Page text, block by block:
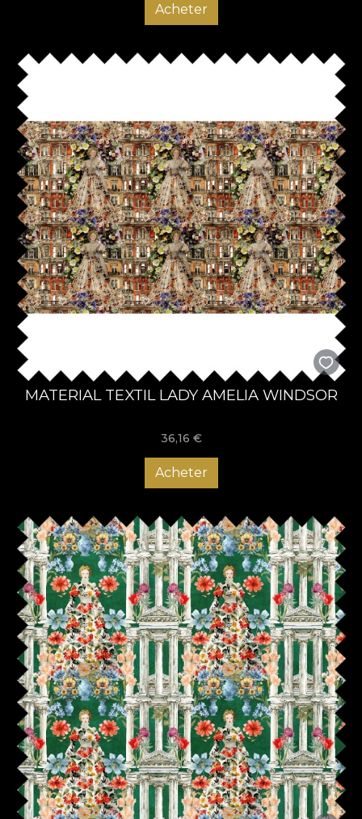
Acheter
MATERIAL TEXTIL LADY AMELIA WINDSOR
36,16 €
Acheter